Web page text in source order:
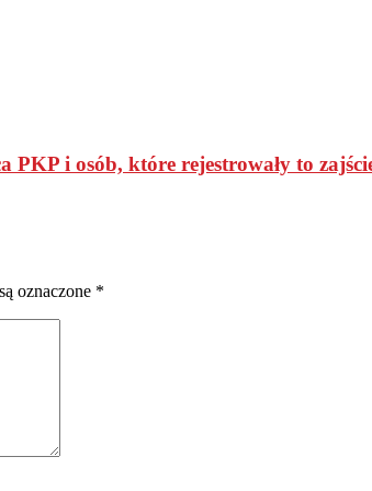
PKP i osób, które rejestrowały to
oznaczone *